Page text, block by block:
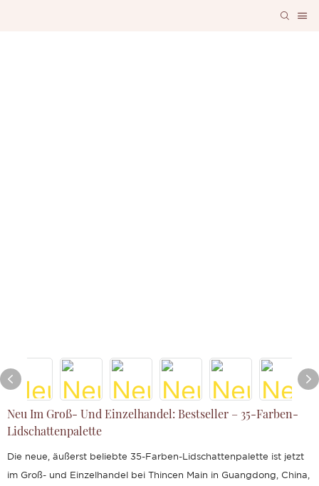
Neu Im Groß- Und Einzelhandel: Bestseller – 35-Farben-
Lidschattenpalette
Die neue, äußerst beliebte 35-Farben-Lidschattenpalette ist jetzt
im Groß- und Einzelhandel bei Thincen Main in Guangdong, China,